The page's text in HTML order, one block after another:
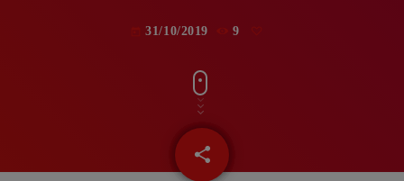
31/10/2019 9
share
email